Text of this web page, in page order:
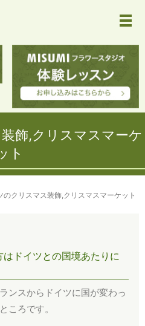
メ
飾,クリスマスマーケ
ト
のクリスマス装飾,クリスマスマーケット
ドイツとの国境あたりに
ンスからドイツに国が変わっ
ころです。